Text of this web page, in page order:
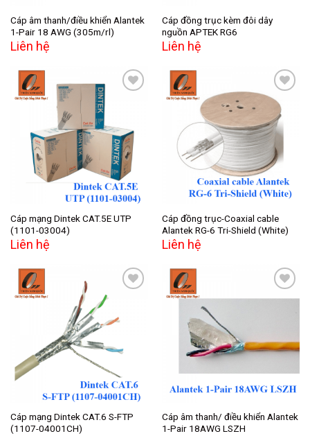
Cáp âm thanh/điều khiển Alantek
1-Pair 18 AWG (305m/rl)
Liên hệ
Cáp đồng trục kèm đôi dây
nguồn APTEK RG6
Liên hệ
Add to
wishlist
Cáp mạng Dintek CAT.5E UTP
(1101-03004)
Liên hệ
Add to
wishlist
Cáp đồng trục-Coaxial cable
Alantek RG-6 Tri-Shield (White)
Liên hệ
Add to
Cáp mạng Dintek CAT.6 S-FTP
(1107-04001CH)
Cáp âm thanh/ điều khiển Alantek
1-Pair 18AWG LSZH